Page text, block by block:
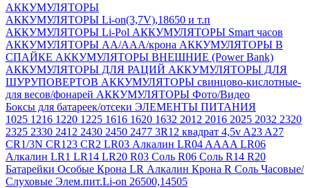
АККУМУЛЯТОРЫ
АККУМУЛЯТОРЫ Li-on(3,7V),18650 и т.п
АККУМУЛЯТОРЫ Li-Pol АККУМУЛЯТОРЫ Smart часов
АККУМУЛЯТОРЫ АА/ААА/крона АККУМУЛЯТОРЫ В
СПАЙКЕ АККУМУЛЯТОРЫ ВНЕШНИЕ (Power Bank)
АККУМУЛЯТОРЫ ДЛЯ РАЦИЙ АККУМУЛЯТОРЫ ДЛЯ
ШУРУПОВЕРТОВ АККУМУЛЯТОРЫ свинцово-кислотные-
для весов/фонарей АККУМУЛЯТОРЫ Фото/Видео
Боксы для батареек/отсеки ЭЛЕМЕНТЫ ПИТАНИЯ
1025 1216 1220 1225 1616 1620 1632 2012 2016 2025 2032 2320
2325 2330 2412 2430 2450 2477 3R12 квадрат 4,5v A23 A27
CR1/3N CR123 CR2 LR03 Алкалин LR04 AAAA LR06
Алкалин LR1 LR14 LR20 R03 Соль R06 Соль R14 R20
Батарейки Особые Крона LR Алкалин Крона R Соль Часовые/
Слуховые Элем.пит.Li-on 26500,14505